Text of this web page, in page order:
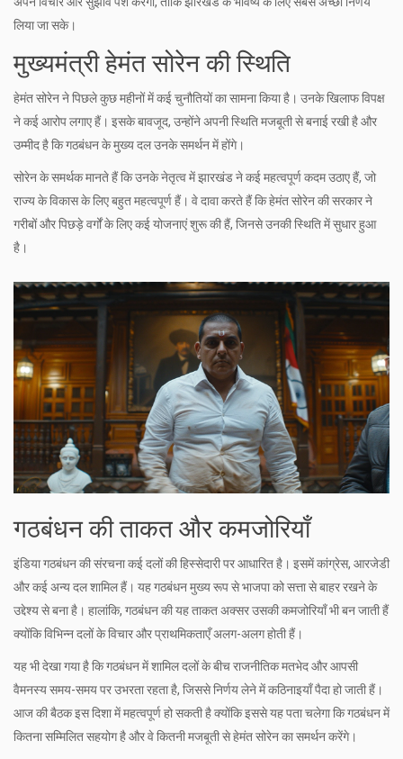
लिया जा सके।
मुख्यमंत्री हेमंत सोरेन की स्थिति
हेमंत सोरेन ने पिछले कुछ महीनों में कई चुनौतियों का सामना किया है। उनके खिलाफ विपक्ष
ने कई आरोप लगाए हैं। इसके बावजूद, उन्होंने अपनी स्थिति मजबूती से बनाई रखी है और
उम्मीद है कि गठबंधन के मुख्य दल उनके समर्थन में होंगे।
सोरेन के समर्थक मानते हैं कि उनके नेतृत्व में झारखंड ने कई महत्वपूर्ण कदम उठाए हैं, जो
राज्य के विकास के लिए बहुत महत्वपूर्ण हैं। वे दावा करते हैं कि हेमंत सोरेन की सरकार ने
गरीबों और पिछड़े वर्गों के लिए कई योजनाएं शुरू की हैं, जिनसे उनकी स्थिति में सुधार हुआ
है।
गठबंधन की ताकत और कमजोरियाँ
इंडिया गठबंधन की संरचना कई दलों की हिस्सेदारी पर आधारित है। इसमें कांग्रेस, आरजेडी
और कई अन्य दल शामिल हैं। यह गठबंधन मुख्य रूप से भाजपा को सत्ता से बाहर रखने के
उद्देश्य से बना है। हालांकि, गठबंधन की यह ताकत अक्सर उसकी कमजोरियाँ भी बन जाती हैं
क्योंकि विभिन्न दलों के विचार और प्राथमिकताएँ अलग-अलग होती हैं।
यह भी देखा गया है कि गठबंधन में शामिल दलों के बीच राजनीतिक मतभेद और आपसी
वैमनस्य समय-समय पर उभरता रहता है, जिससे निर्णय लेने में कठिनाइयाँ पैदा हो जाती हैं।
आज की बैठक इस दिशा में महत्वपूर्ण हो सकती है क्योंकि इससे यह पता चलेगा कि गठबंधन में
कितना सम्मिलित सहयोग है और वे कितनी मजबूती से हेमंत सोरेन का समर्थन करेंगे।